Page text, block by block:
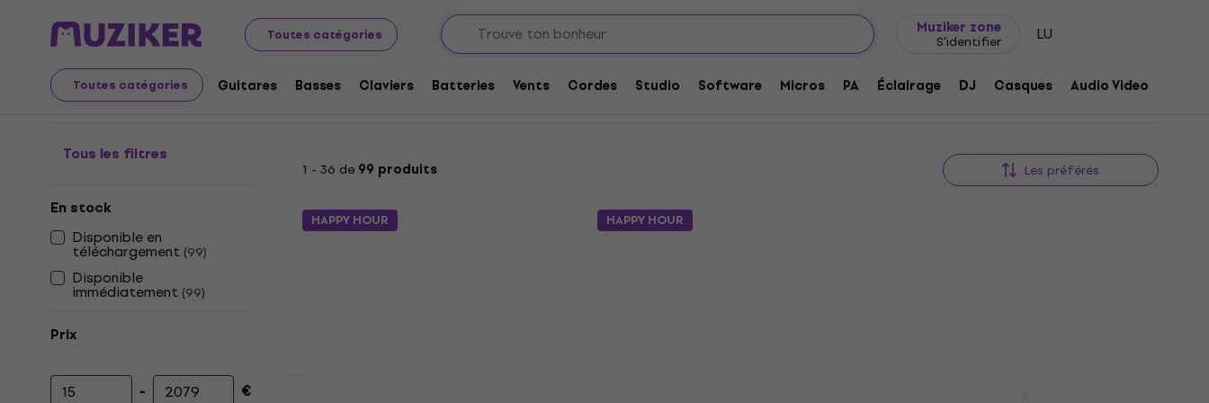
Toutes catégories
Muziker zone
S'identifier LU
Toutes catégories Guitares Basses Claviers Batteries Vents Cordes Studio Software Micros PA Éclairage DJ Casques Audio Video
Instruments de musique Studio Logiciels Studio Plug-ins et effets audio
Delay plugins
Tous les filtres
En stock
Disponible en
téléchargement (99)
Disponible
immédiatement (99)
Prix
- €
1 - 36 de 99 produits Les préférés
HAPPY HOUR HAPPY HOUR